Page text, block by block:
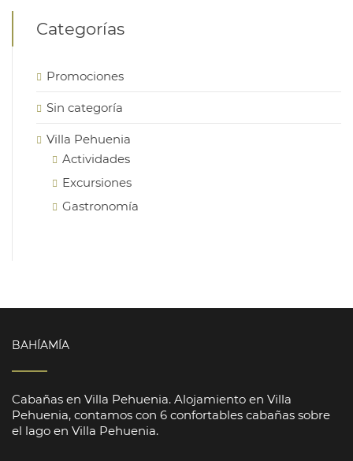
Categorías
Promociones
Sin categoría
Villa Pehuenia
Actividades
Excursiones
Gastronomía
BAHÍAMÍA
Cabañas en Villa Pehuenia. Alojamiento en Villa
Pehuenia, contamos con 6 confortables cabañas sobre
el lago en Villa Pehuenia.